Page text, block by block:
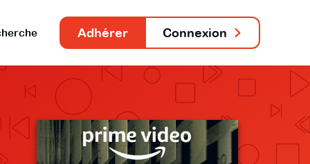
Adhérer Connexion